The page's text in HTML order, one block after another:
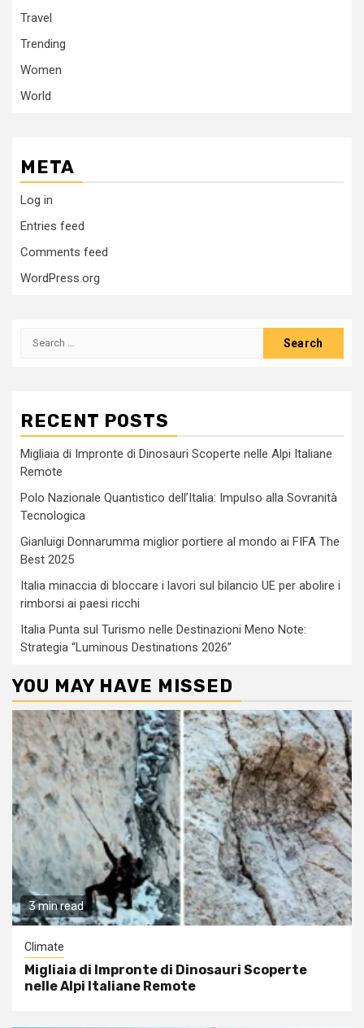
Travel
Trending
Women
World
META
Log in
Entries feed
Comments feed
WordPress.org
Search
RECENT POSTS
Migliaia di Impronte di Dinosauri Scoperte nelle Alpi Italiane
Remote
Polo Nazionale Quantistico dell’Italia: Impulso alla Sovranità
Tecnologica
Gianluigi Donnarumma miglior portiere al mondo ai FIFA The
Best 2025
Italia minaccia di bloccare i lavori sul bilancio UE per abolire i
rimborsi ai paesi ricchi
Italia Punta sul Turismo nelle Destinazioni Meno Note:
Strategia “Luminous Destinations 2026”
YOU MAY HAVE MISSED
3 min read
Climate
Migliaia di Impronte di Dinosauri Scoperte
nelle Alpi Italiane Remote